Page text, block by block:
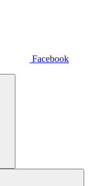
Facebook